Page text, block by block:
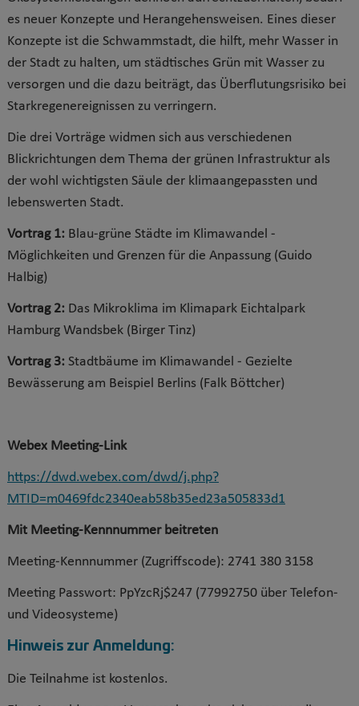
es neuer Konzepte und Herangehensweisen. Eines dieser
Konzepte ist die Schwammstadt, die hilft, mehr Wasser in
der Stadt zu halten, um städtisches Grün mit Wasser zu
versorgen und die dazu beiträgt, das Überflutungsrisiko bei
Starkregenereignissen zu verringern.
Die drei Vorträge widmen sich aus verschiedenen
Blickrichtungen dem Thema der grünen Infrastruktur als
der wohl wichtigsten Säule der klimaangepassten und
lebenswerten Stadt.
Vortrag 1: Blau-grüne Städte im Klimawandel -
Möglichkeiten und Grenzen für die Anpassung (Guido
Halbig)
Vortrag 2: Das Mikroklima im Klimapark Eichtalpark
Hamburg Wandsbek (Birger Tinz)
Vortrag 3: Stadtbäume im Klimawandel - Gezielte
Bewässerung am Beispiel Berlins (Falk Böttcher)
Webex Meeting-Link
https://dwd.webex.com/dwd/j.php?
MTID=m0469fdc2340eab58b35ed23a505833d1
Mit Meeting-Kennnummer beitreten
Meeting-Kennnummer (Zugriffscode): 2741 380 3158
Meeting Passwort: PpYzcRj$247 (77992750 über Telefon-
und Videosysteme)
Hinweis zur Anmeldung:
Die Teilnahme ist kostenlos.